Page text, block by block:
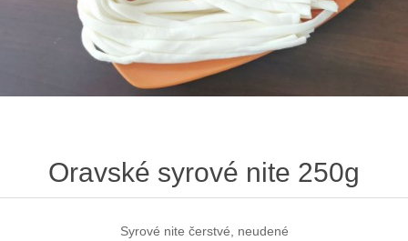
Oravské syrové nite 250g
Syrové nite čerstvé, neudené